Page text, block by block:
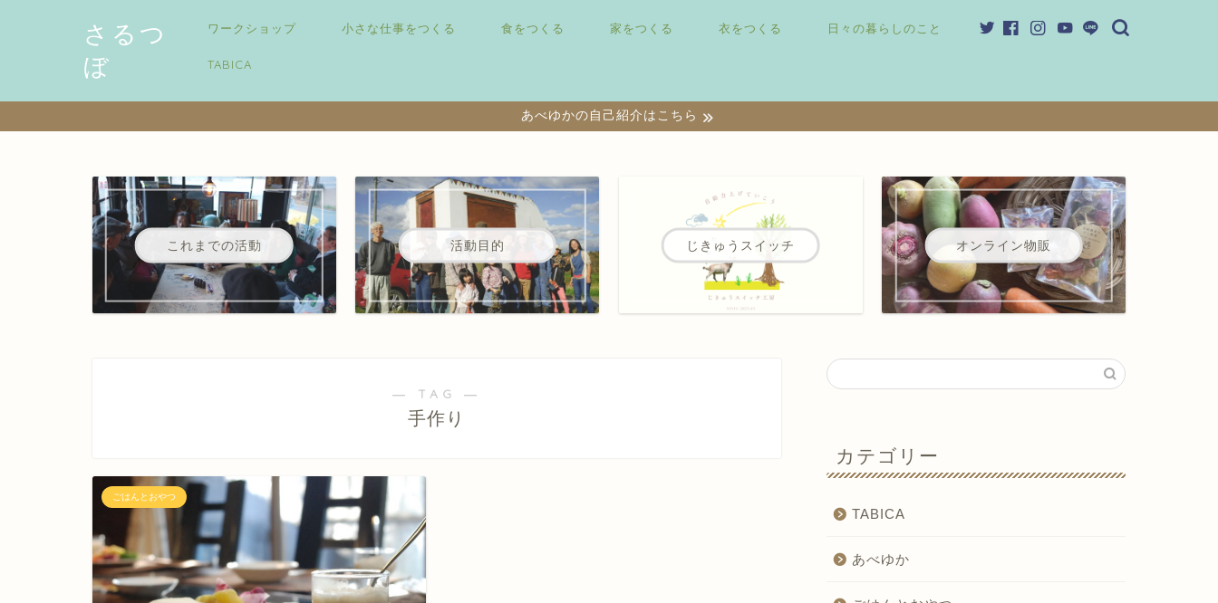
さるつ
ぼ
ワークショップ 小さな仕事をつくる 食をつくる 家をつくる 衣をつくる 日々の暮らしのこと
TABICA
あべゆかの自己紹介はこちら
これまでの活動 活動目的 じきゅうスイッチ オンライン物販
― TAG ―
手作り
ごはんとおやつ
カテゴリー
TABICA
あべゆか